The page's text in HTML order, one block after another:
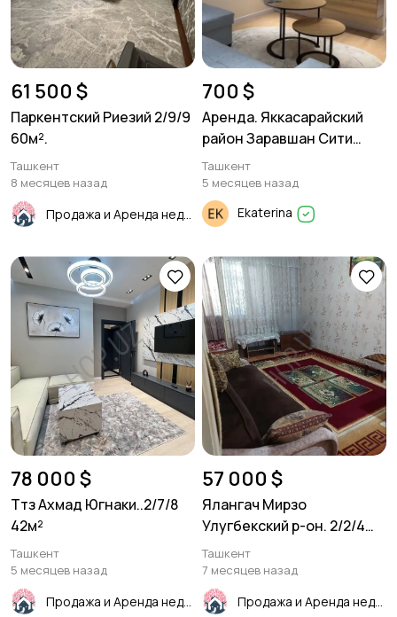
61 500 $
Паркентский Риезий 2/9/9
60м².
Ташкент
8 месяцев назад
700 $
Аренда. Яккасарайский
район Заравшан Сити
1в2/8/18. 40м²
Ташкент
5 месяцев назад
Ekaterina
78 000 $
Ттз Ахмад Югнаки..2/7/8
42м²
Ташкент
5 месяцев назад
57 000 $
Ялангач Мирзо
Улугбекский р-он. 2/2/4
46м² Панель
Ташкент
7 месяцев назад